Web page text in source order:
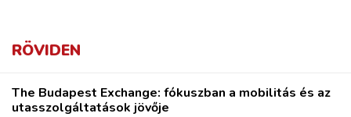
RÖVIDEN
The Budapest Exchange: fókuszban a mobilitás és az
utasszolgáltatások jövője